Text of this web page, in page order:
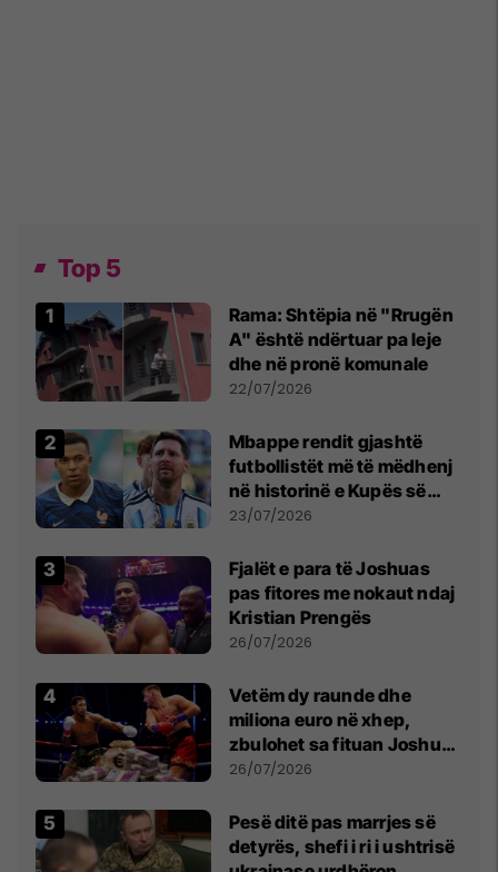
Top 5
Rama: Shtëpia në "Rrugën
A" është ndërtuar pa leje
dhe në pronë komunale
22/07/2026
Mbappe rendit gjashtë
futbollistët më të mëdhenj
në historinë e Kupës së
Botës, Messi mbetet i dyti
23/07/2026
Fjalët e para të Joshuas
pas fitores me nokaut ndaj
Kristian Prengës
26/07/2026
Vetëm dy raunde dhe
miliona euro në xhep,
zbulohet sa fituan Joshua
e Prenga
26/07/2026
Pesë ditë pas marrjes së
detyrës, shefi i ri i ushtrisë